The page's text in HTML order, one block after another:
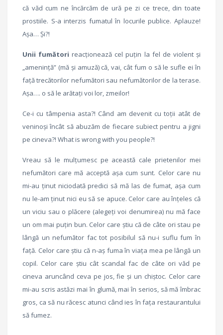
că văd cum ne încărcăm de ură pe zi ce trece, din toate
prostiile. S-a interzis fumatul în locurile publice. Aplauze!
Așa… Și?!
Unii fumătorireacționează cel puțin la fel de violent și
„amenință” (mă și amuză) că, vai, cât fum o să le sufle ei în
față trecătorilor nefumători sau nefumătorilor de la terase.
Așa…. o să le arătați voi lor, zmeilor!
Ce-i cu tâmpenia asta?! Când am devenit cu toții atât de
veninoși încât să abuzăm de fiecare subiect pentru a jigni
pe cineva?! What is wrong with you people?!
Vreau să le mulțumesc pe această cale prietenilor mei
nefumători care mă acceptă așa cum sunt. Celor care nu
mi-au ținut niciodată predici să mă las de fumat, așa cum
nu le-am ținut nici eu să se apuce. Celor care au înțeles că
un viciu sau o plăcere (alegeți voi denumirea) nu mă face
un om mai puțin bun. Celor care știu că de câte ori stau pe
lângă un nefumător fac tot posibilul să nu-i suflu fum în
față. Celor care știu că n-aș fuma în viața mea pe lângă un
copil. Celor care știu cât scandal fac de câte ori văd pe
cineva aruncând ceva pe jos, fie și un chiștoc. Celor care
mi-au scris astăzi mai în glumă, mai în serios, să mă îmbrac
gros, ca să nu răcesc atunci când ies în fața restaurantului
să fumez.